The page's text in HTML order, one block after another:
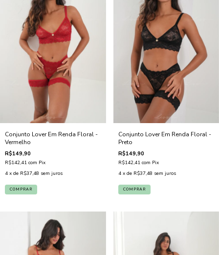
Conjunto Lover Em Renda Floral -
Vermelho
R$149,90
R$142,41 com Pix
4 x de R$37,48 sem juros
COMPRAR
Conjunto Lover Em Renda Floral -
Preto
R$149,90
R$142,41 com Pix
4 x de R$37,48 sem juros
COMPRAR